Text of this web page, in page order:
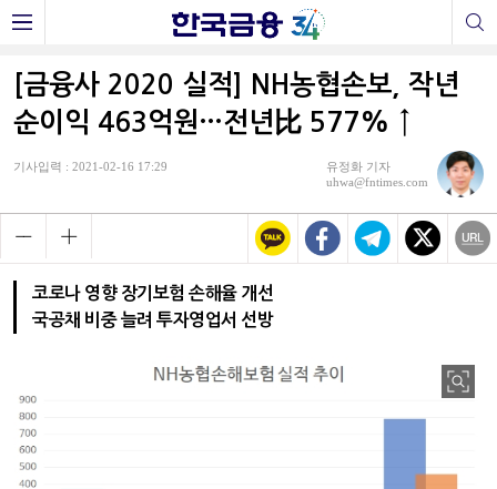
[금융사 2020 실적] NH농협손보, 작년
순이익 463억원…전년比 577% ↑
기사입력 : 2021-02-16 17:29
유정화 기자
uhwa@fntimes.com
코로나 영향 장기보험 손해율 개선
국공채 비중 늘려 투자영업서 선방